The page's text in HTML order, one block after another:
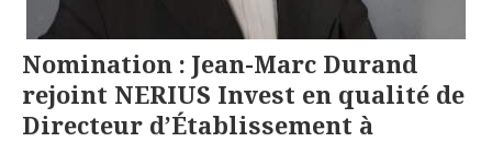
Nomination : Jean-Marc Durand
rejoint NERIUS Invest en qualité de
Directeur d’Établissement à